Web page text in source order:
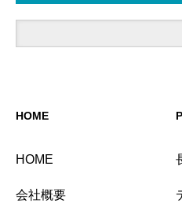
HOME
HOME
会社概要